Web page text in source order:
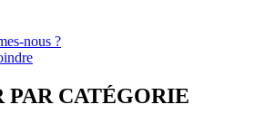
nous ?
PAR CATÉGORIE